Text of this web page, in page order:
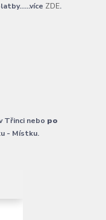
ZDE.
Třinci nebo po
- Místku.